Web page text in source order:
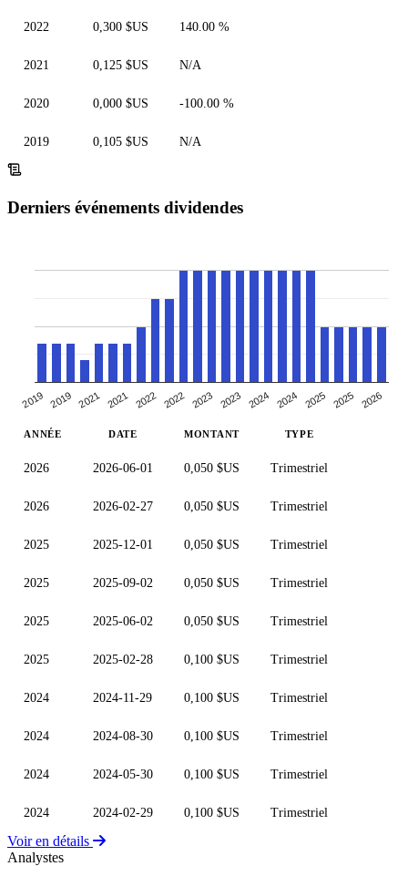
2022 0,300 $US 140.00 %
2021 0,125 $US N/A
2020 0,000 $US -100.00 %
2019 0,105 $US N/A
Derniers événements dividendes
2019 2019 2021 2021 2022 2022 2023 2023 2024 2024 2025 2025 2026
ANNÉE DATE MONTANT TYPE
2026 2026-06-01 0,050 $US Trimestriel
2026 2026-02-27 0,050 $US Trimestriel
2025 2025-12-01 0,050 $US Trimestriel
2025 2025-09-02 0,050 $US Trimestriel
2025 2025-06-02 0,050 $US Trimestriel
2025 2025-02-28 0,100 $US Trimestriel
2024 2024-11-29 0,100 $US Trimestriel
2024 2024-08-30 0,100 $US Trimestriel
2024 2024-05-30 0,100 $US Trimestriel
2024 2024-02-29 0,100 $US Trimestriel
Voir en détails
Analystes